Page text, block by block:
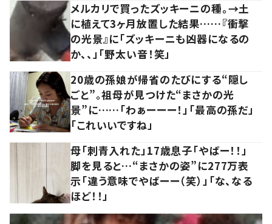
メルカリで買ったズッキーニの種。→土
に植えて3ヶ月放置した結果……『衝撃
の光景』に「ズッキーニも凶器になるの
か、、」「野太い音！笑」
20歳の孫娘が帰省のたびにする“隠し
ごと”。祖母が見つけた“まさかの光
景”に……「わぁーーー！」「最高の孫だ」
「これいいですね」
母「刺青入れた」17歳息子「やばー！！」
脚を見ると…“まさかの姿”に277万表
示「違う意味でやばーー（笑）」「な、なる
ほど！！」